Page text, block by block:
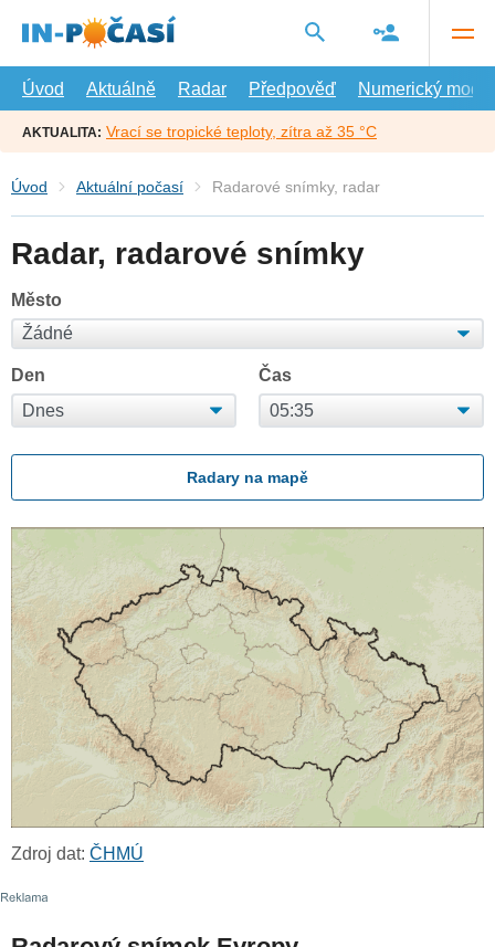
hlavní
Úvod
Aktuálně Radar Předpověď Numerický model
AKTUALITA: Vrací se tropické teploty, zítra až 35 °C
Úvod Aktuální počasí Radarové snímky, radar
Radar, radarové snímky
Město
Den Čas
Radary na mapě
Zdroj dat: ČHMÚ